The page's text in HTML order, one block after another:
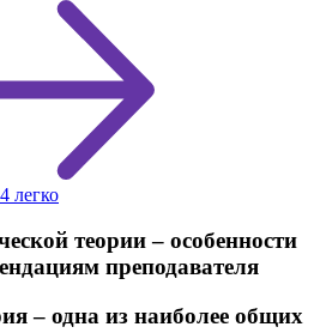
теории – особенности
преподавателя
– одна из наиболее общих